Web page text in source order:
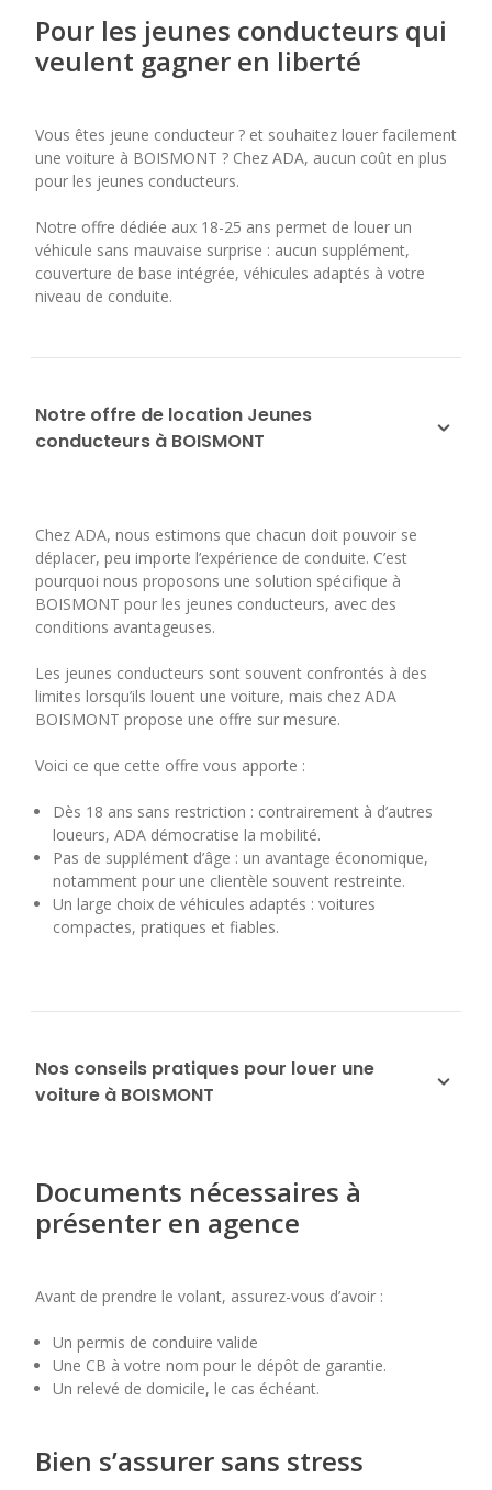
Pour les jeunes conducteurs qui
veulent gagner en liberté
Vous êtes jeune conducteur ? et souhaitez louer facilement
une voiture à BOISMONT ? Chez ADA, aucun coût en plus
pour les jeunes conducteurs.
Notre offre dédiée aux 18-25 ans permet de louer un
véhicule sans mauvaise surprise : aucun supplément,
couverture de base intégrée, véhicules adaptés à votre
niveau de conduite.
Notre offre de location Jeunes
conducteurs à BOISMONT
Chez ADA, nous estimons que chacun doit pouvoir se
déplacer, peu importe l’expérience de conduite. C’est
pourquoi nous proposons une solution spécifique à
BOISMONT pour les jeunes conducteurs, avec des
conditions avantageuses.
Les jeunes conducteurs sont souvent confrontés à des
limites lorsqu’ils louent une voiture, mais chez ADA
BOISMONT propose une offre sur mesure.
Voici ce que cette offre vous apporte :
Dès 18 ans sans restriction : contrairement à d’autres
loueurs, ADA démocratise la mobilité.
Pas de supplément d’âge : un avantage économique,
notamment pour une clientèle souvent restreinte.
Un large choix de véhicules adaptés : voitures
compactes, pratiques et fiables.
Nos conseils pratiques pour louer une
voiture à BOISMONT
Documents nécessaires à
présenter en agence
Avant de prendre le volant, assurez-vous d’avoir :
Un permis de conduire valide
Une CB à votre nom pour le dépôt de garantie.
Un relevé de domicile, le cas échéant.
Bien s’assurer sans stress